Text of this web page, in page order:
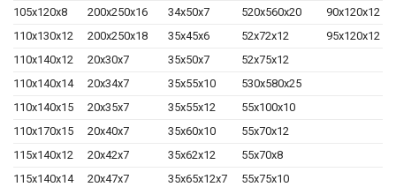
105x120x8
200x250x16 34x50x7 520x560x20
90x120x12
110x130x12
200x250x18 35x45x6 52x72x12
95x120x12
110x140x12
20x30x7 35x50x7
52x75x12
110x140x14
20x34x7 35x55x10
530x580x25
110x140x15
20x35x7 35x55x12
55x100x10
110x170x15
20x40x7 35x60x10
55x70x12
115x140x12
20x42x7 35x62x12
55x70x8
115x140x14
20x47x7 35x65x12x7 55x75x10